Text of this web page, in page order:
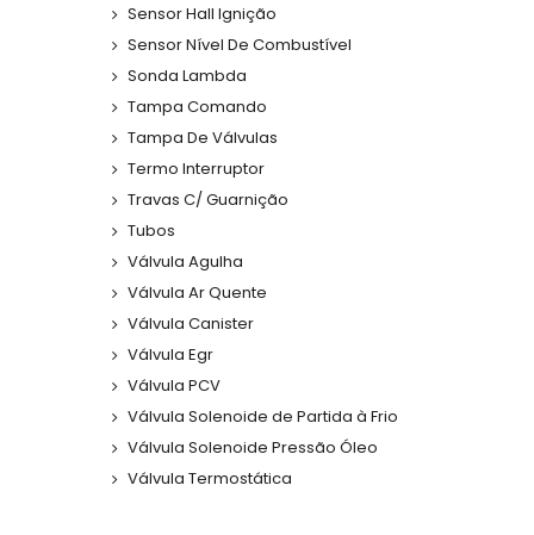
Sensor Hall Ignição
Sensor Nível De Combustível
Sonda Lambda
Tampa Comando
Tampa De Válvulas
Termo Interruptor
Travas C/ Guarnição
Tubos
Válvula Agulha
Válvula Ar Quente
Válvula Canister
Válvula Egr
Válvula PCV
Válvula Solenoide de Partida à Frio
Válvula Solenoide Pressão Óleo
Válvula Termostática